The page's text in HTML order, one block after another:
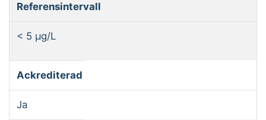
Referensintervall
< 5 µg/L
Ackrediterad
Ja